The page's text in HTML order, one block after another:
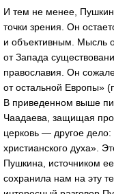
И тем не менее, Пушкин
точки зрения. Он
и объективным. Мысль
от Запада
православия. Он
от остальной Европы»
В приведенном выше
Чаадаева, защищая
церковь — другое
христианского духа».
Пушкина, источником
сохранила нам на эту